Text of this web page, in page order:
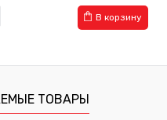
В корзину
ТОВАРЫ